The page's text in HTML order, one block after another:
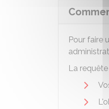
Pour faire
La